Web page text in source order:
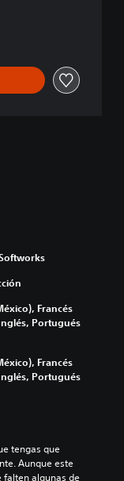
Francés
Portugués
Francés
Portugués
tengas que
Aunque este
falten algunas de